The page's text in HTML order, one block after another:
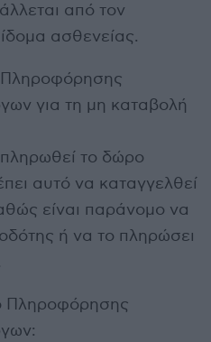
από τον
ασθενείας.
Πληροφόρησης
για τη μη καταβολή
το δώρο
αυτό να καταγγελθεί
είναι παράνομο να
ή να το πληρώσει
Πληροφόρησης